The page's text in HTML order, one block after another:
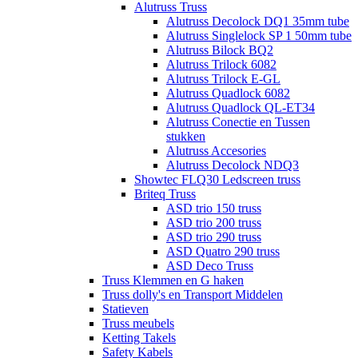
Alutruss Truss
Alutruss Decolock DQ1 35mm tube
Alutruss Singlelock SP 1 50mm tube
Alutruss Bilock BQ2
Alutruss Trilock 6082
Alutruss Trilock E-GL
Alutruss Quadlock 6082
Alutruss Quadlock QL-ET34
Alutruss Conectie en Tussen
stukken
Alutruss Accesories
Alutruss Decolock NDQ3
Showtec FLQ30 Ledscreen truss
Briteq Truss
ASD trio 150 truss
ASD trio 200 truss
ASD trio 290 truss
ASD Quatro 290 truss
ASD Deco Truss
Truss Klemmen en G haken
Truss dolly's en Transport Middelen
Statieven
Truss meubels
Ketting Takels
Safety Kabels